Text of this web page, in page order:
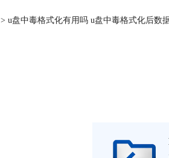
> u盘中毒格式化有用吗 u盘中毒格式化后数